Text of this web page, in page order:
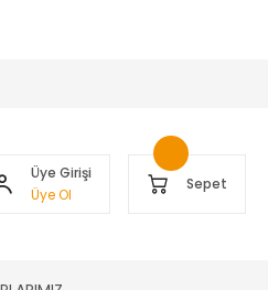
Üye Girişi
Üye Ol
Sepet